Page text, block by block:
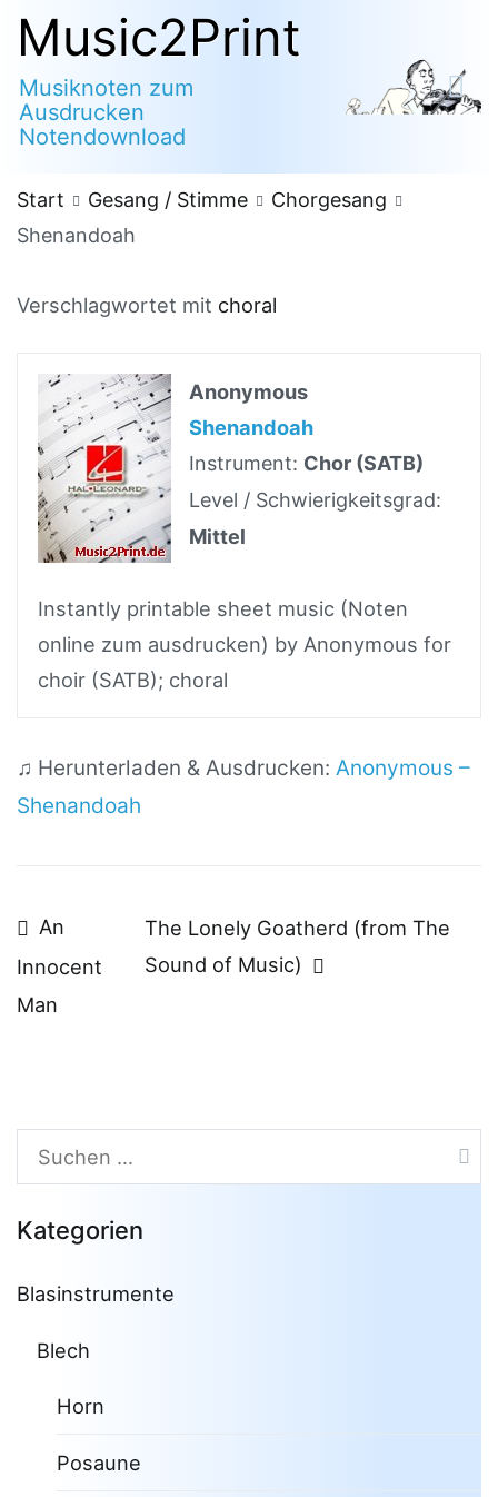
Zum
Inhalt
springen
Music2Print
Musiknoten zum
Ausdrucken
Notendownload
Start Gesang / Stimme
Chorgesang
Shenandoah
Verschlagwortet mit choral
Anonymous
Shenandoah
Instrument: Chor (SATB)
Level / Schwierigkeitsgrad:
Mittel
Instantly printable sheet music (Noten
online zum ausdrucken) by Anonymous for
choir (SATB); choral
♫ Herunterladen & Ausdrucken: Anonymous –
Shenandoah
Beitragsnavigation
An
Innocent
Man
The Lonely Goatherd (from The
Sound of Music)
Suchen
nach:
Kategorien
Blasinstrumente
Blech
Horn
Posaune